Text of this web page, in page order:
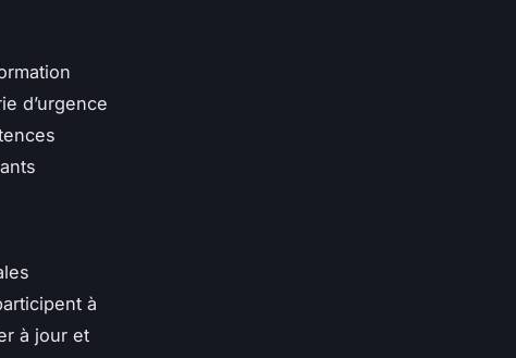
d’urgence
à
à jour et